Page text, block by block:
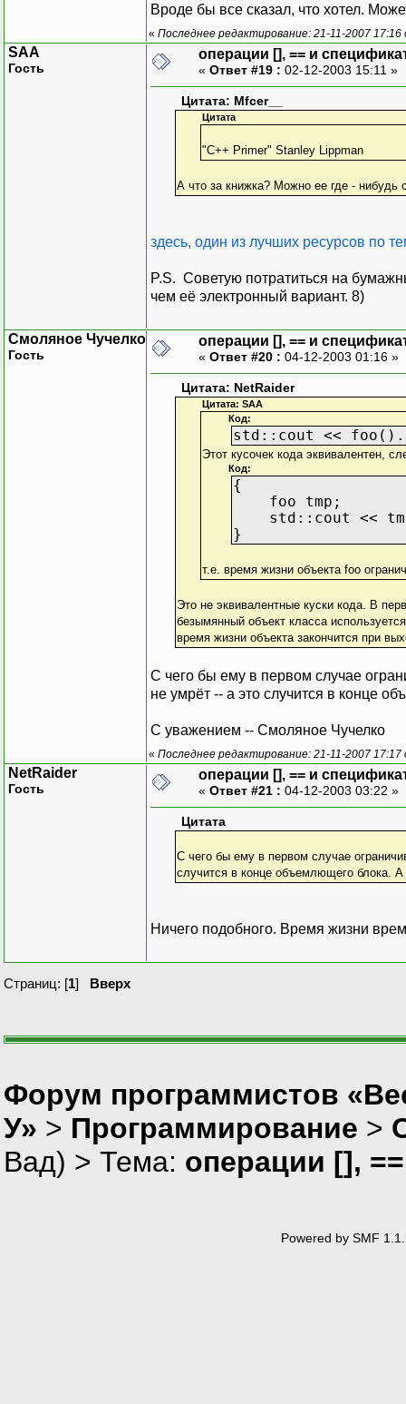
Вроде бы все сказал, что хотел.
« Последнее редактирование: 21-11-2007 17:16
SAA
Гость
операции [], == и
« Ответ #19 : 02-12-2003 15:11 »
Цитата: Mfcer__
Цитата
"C++ Primer" Stanley Lippman
А что за книжка? Можно ее где - нибудь
здесь, один из лучших ресурсов по
P.S. Советую потратиться на
чем её электронный вариант. 8)
Смоляное Чучелко
Гость
операции [], == и
« Ответ #20 : 04-12-2003 01:16 »
Цитата: NetRaider
Цитата: SAA
Код:
std::cout <<
Этот кусочек кода эквивалентен,
Код:
{
foo tmp;
std::cout <<
}
т.е. время жизни объекта foo
Это не эквивалентные куски кода. В
безымянный объект класса
время жизни объекта закончится при
С чего бы ему в первом случае
не умрёт -- а это случится в конце
С уважением -- Смоляное Чучелко
« Последнее редактирование: 21-11-2007 17:17
NetRaider
Гость
операции [], == и
« Ответ #21 : 04-12-2003 03:22 »
Цитата
С чего бы ему в первом случае
случится в конце объемлющего блока. А
Ничего подобного. Время жизни
Страниц: [1] Вверх
Форум программистов
У» > Программирование >
Вад) > Тема: операции [],
Powered by SMF